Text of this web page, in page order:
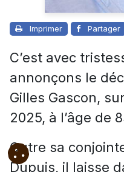
Imprimer Partager
C’est avec
annonçons le
Gilles Gascon,
2025, à l’âge de
Outre sa
Dupuis, il laisse